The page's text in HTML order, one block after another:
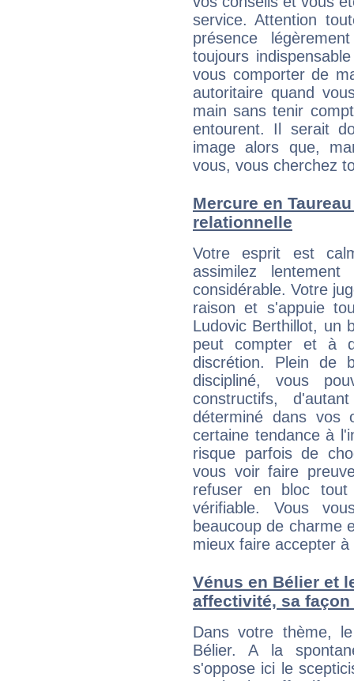
service. Attention
présence
toujours
vous comporter de
autoritaire quand
main sans tenir
entourent. Il serait
image alors que,
vous, vous cherchez
Mercure en
relationnelle
Votre esprit est
assimilez
considérable. Votre
raison et s'appuie
Ludovic Berthillot, un
peut compter et à
discrétion. Plein de
discipliné, vous
constructifs,
déterminé dans vos
certaine tendance à
risque parfois de
vous voir faire
refuser en bloc
vérifiable. Vous
beaucoup de charme
mieux faire accepter
Vénus en Bélier et
affectivité, sa
Dans votre thème,
Bélier. A la
s'oppose ici le